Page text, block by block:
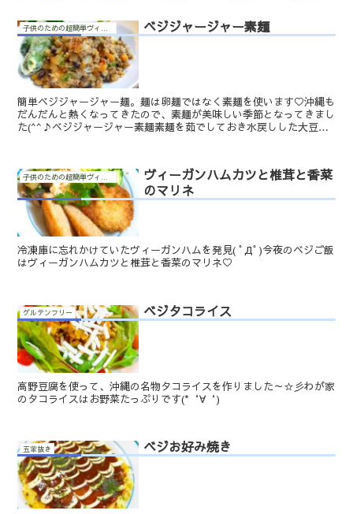
子供のための超簡単ヴィーガン料理 ベジジャージャー素麺
簡単ベジジャージャー麺。麺は卵麺ではなく素麺を使います♡沖縄も
だんだんと熱くなってきたので、素麺が美味しい季節となってきまし
た(^^♪ベジジャージャー素麺素麺を茹でしておき水戻しした大豆ミ
ヴィーガンハムカツと椎茸と香菜
のマリネ
冷凍庫に忘れかけていたヴィーガンハムを発見( ﾟДﾟ)今夜のベジご飯
はヴィーガンハムカツと椎茸と香菜のマリネ♡
グルテンフリー ベジタコライス
高野豆腐を使って、沖縄の名物タコライスを作りました～☆彡わが家
のタコライスはお野菜たっぷりです(*‘∀‘)
五葷抜き ベジお好み焼き